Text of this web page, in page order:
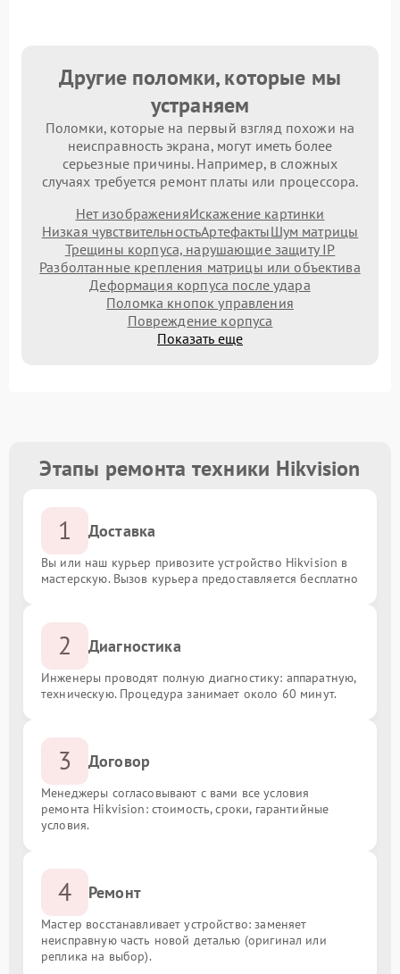
Другие поломки, которые мы
устраняем
Поломки, которые на первый взгляд похожи на
неисправность экрана, могут иметь более
серьезные причины. Например, в сложных
случаях требуется ремонт платы или процессора.
Нет изображенияИскажение картинки
Низкая чувствительностьАртефактыШум матрицы
Трещины корпуса, нарушающие защиту IP
Разболтанные крепления матрицы или объектива
Деформация корпуса после удара
Поломка кнопок управления
Повреждение корпуса
Показать еще
Этапы ремонта техники Hikvision
1 Доставка
Вы или наш курьер привозите устройство Hikvision в
мастерскую. Вызов курьера предоставляется бесплатно
2 Диагностика
Инженеры проводят полную диагностику: аппаратную,
техническую. Процедура занимает около 60 минут.
3 Договор
Менеджеры согласовывают с вами все условия
ремонта Hikvision: стоимость, сроки, гарантийные
условия.
4 Ремонт
Мастер восстанавливает устройство: заменяет
неисправную часть новой деталью (оригинал или
реплика на выбор).